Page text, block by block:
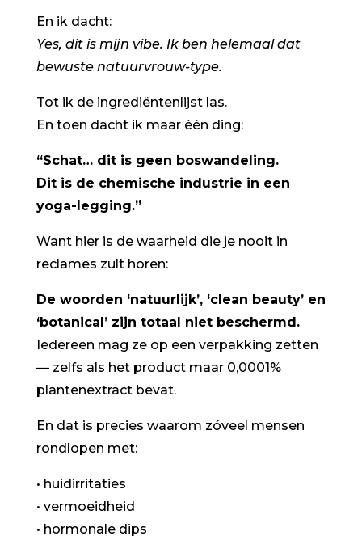
En ik dacht:
Yes, dit is mijn vibe. Ik ben helemaal dat
bewuste natuurvrouw-type.
Tot ik de ingrediëntenlijst las.
En toen dacht ik maar één ding:
“Schat… dit is geen boswandeling.
Dit is de chemische industrie in een
yoga-legging.”
Want hier is de waarheid die je nooit in
reclames zult horen:
De woorden ‘natuurlijk’, ‘clean beauty’ en
‘botanical’ zijn totaal niet beschermd.
Iedereen mag ze op een verpakking zetten
— zelfs als het product maar 0,0001%
plantenextract bevat.
En dat is precies waarom zóveel mensen
rondlopen met:
• huidirritaties
• vermoeidheid
• hormonale dips